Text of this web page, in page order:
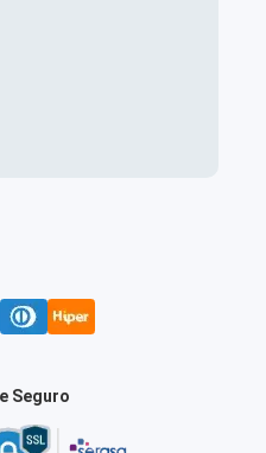
Seguro